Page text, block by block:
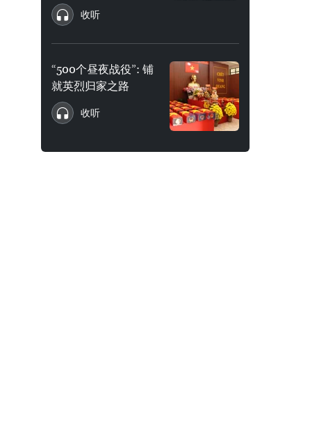
收听
“500个昼夜战役”: 铺
就英烈归家之路
收听